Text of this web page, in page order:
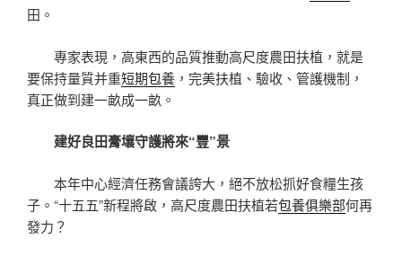
田。
專家表現，高東西的品質推動高尺度農田扶植，就是
要保持量質并重短期包養 ，完美扶植、驗收、管護機制，
真正做到建一畝成一畝。
建好良田膏壤守護將來“豐”景
本年中心經濟任務會議誇大，絕不放松抓好食糧生孩
子。“十五五”新程將啟，高尺度農田扶植若包養俱樂部何再
發力？